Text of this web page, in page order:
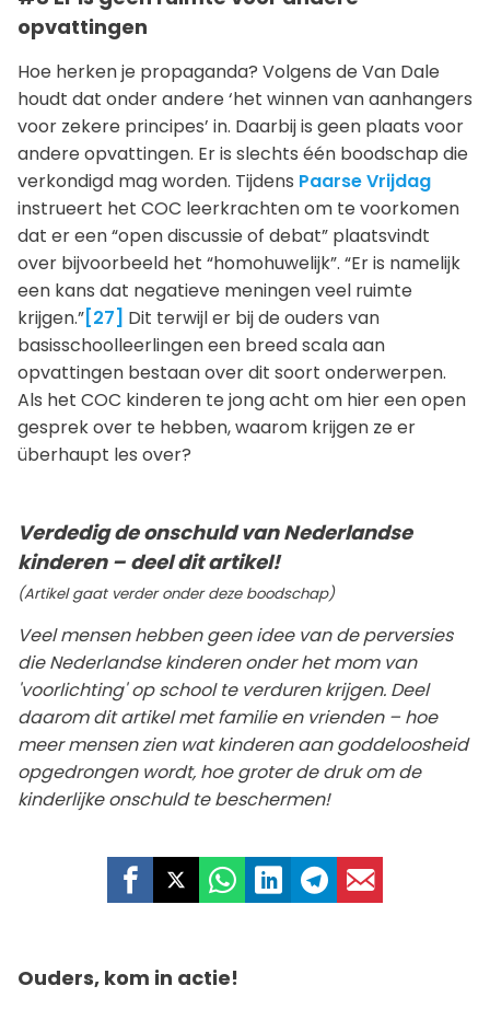
opvattingen
Hoe herken je propaganda? Volgens de Van Dale
houdt dat onder andere ‘het winnen van aanhangers
voor zekere principes’ in. Daarbij is geen plaats voor
andere opvattingen. Er is slechts één boodschap die
verkondigd mag worden. Tijdens Paarse Vrijdag
instrueert het COC leerkrachten om te voorkomen
dat er een “open discussie of debat” plaatsvindt
over bijvoorbeeld het “homohuwelijk”. “Er is namelijk
een kans dat negatieve meningen veel ruimte
krijgen.”[27] Dit terwijl er bij de ouders van
basisschoolleerlingen een breed scala aan
opvattingen bestaan over dit soort onderwerpen.
Als het COC kinderen te jong acht om hier een open
gesprek over te hebben, waarom krijgen ze er
überhaupt les over?
Verdedig de onschuld van Nederlandse
kinderen – deel dit artikel!
(Artikel gaat verder onder deze boodschap)
Veel mensen hebben geen idee van de perversies
die Nederlandse kinderen onder het mom van
'voorlichting' op school te verduren krijgen. Deel
daarom dit artikel met familie en vrienden – hoe
meer mensen zien wat kinderen aan goddeloosheid
opgedrongen wordt, hoe groter de druk om de
kinderlijke onschuld te beschermen!
Ouders, kom in actie!